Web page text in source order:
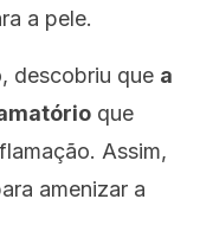
a pele.
descobriu que a
que
Assim,
amenizar a